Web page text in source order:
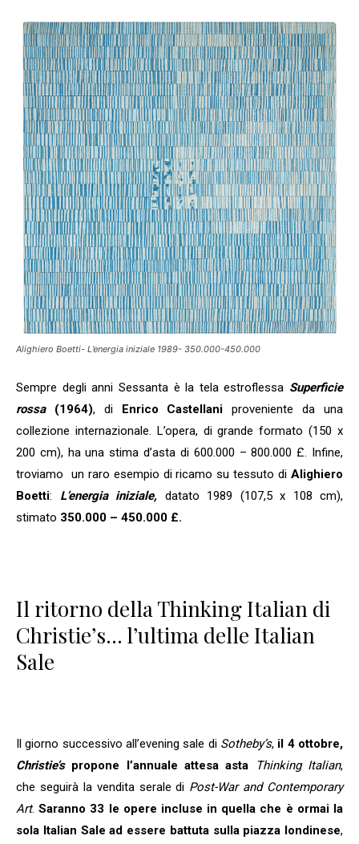
Alighiero Boetti- L’energia iniziale 1989- 350.000-450.000
Sempre degli anni Sessanta è la tela estroflessa Superficie
rossa(1964), di Enrico Castellani proveniente da una
collezione internazionale. L’opera, di grande formato (150 x
200 cm), ha una stima d’asta di 600.000 – 800.000 £. Infine,
troviamo un raro esempio di ricamo su tessuto di Alighiero
Boetti: L’energia iniziale, datato 1989 (107,5 x 108 cm),
stimato 350.000 – 450.000 £.
Il ritorno della Thinking Italian di
Christie’s… l’ultima delle Italian
Sale
Il giorno successivo all’evening sale di Sotheby’s, il 4 ottobre,
Christie’spropone l’annuale attesa asta Thinking Italian,
che seguirà la vendita serale di Post-War and Contemporary
Art.Saranno 33 le opere incluse in quella che è ormai la
sola Italian Sale ad essere battuta sulla piazza londinese,